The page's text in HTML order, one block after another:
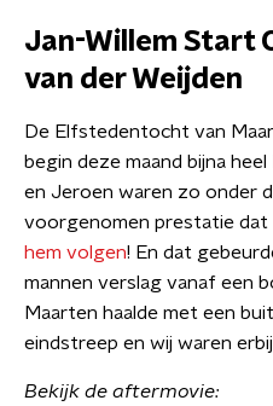
Jan-Willem Start
van der Weijden
De Elfstedentocht van
begin deze maand bijna
en Jeroen waren zo onder
voorgenomen prestatie dat
hem volgen! En dat
mannen verslag vanaf een
Maarten haalde met een
eindstreep en wij waren
Bekijk de aftermovie: